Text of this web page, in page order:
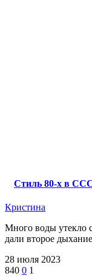
Стиль 80-х в
Кристина
Много воды утекло
дали второе
28 июля 2023
840 0 1